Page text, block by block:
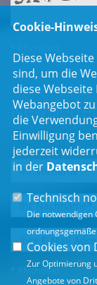
Erhalten Sie
* Pflichtfeld
Cookie-
Diese
sind, um die
diese
Webangebot
die
Einwilligung
jederzeit
in der
Technisch
Die notwendigen
Cookies
Zur Optimierung
Angebote von